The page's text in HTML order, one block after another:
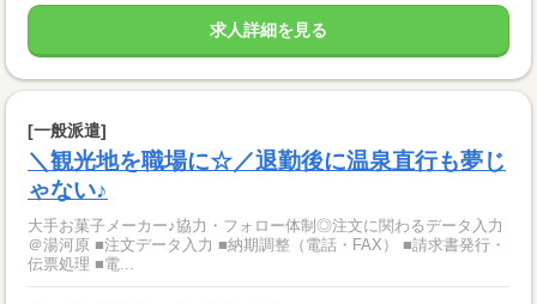
求人詳細を見る
[一般派遣]
＼観光地を職場に☆／退勤後に温泉直行も夢じ
ゃない♪
大手お菓子メーカー♪協力・フォロー体制◎注文に関わるデータ入力
＠湯河原 ■注文データ入力 ■納期調整（電話・FAX） ■請求書発行・
伝票処理 ■電...